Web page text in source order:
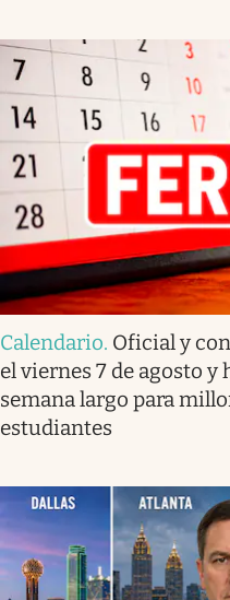
Calendario. Oficial y
el viernes 7 de agosto
semana largo para
estudiantes